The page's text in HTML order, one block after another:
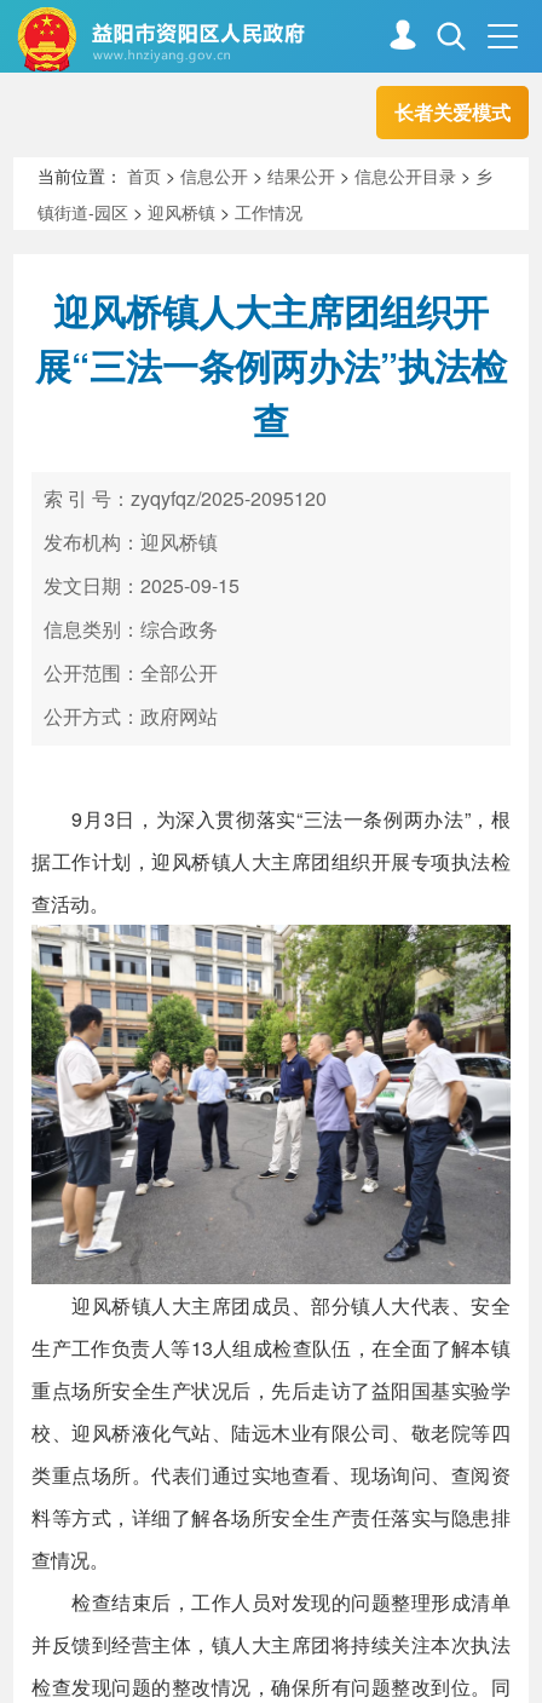
长者关爱模式
走进资阳
新闻中心 解读回应
高效办成一件事
当前位置：首页 >信息公开 >结果公开 >信息公开目录 > 乡
镇街道-园区 >迎风桥镇 >工作情况
迎风桥镇人大主席团组织开
展“三法一条例两办法”执法检
查
索 引 号：zyqyfqz/2025-2095120
发布机构：迎风桥镇
发文日期：2025-09-15
信息类别：综合政务
公开范围：全部公开
公开方式：政府网站
9月3日，为深入贯彻落实“三法一条例两办法”，根
据工作计划，迎风桥镇人大主席团组织开展专项执法检
查活动。
迎风桥镇人大主席团成员、部分镇人大代表、安全
生产工作负责人等13人组成检查队伍，在全面了解本镇
重点场所安全生产状况后，先后走访了益阳国基实验学
校、迎风桥液化气站、陆远木业有限公司、敬老院等四
类重点场所。代表们通过实地查看、现场询问、查阅资
料等方式，详细了解各场所安全生产责任落实与隐患排
查情况。
检查结束后，工作人员对发现的问题整理形成清单
并反馈到经营主体，镇人大主席团将持续关注本次执法
检查发现问题的整改情况，确保所有问题整改到位。同